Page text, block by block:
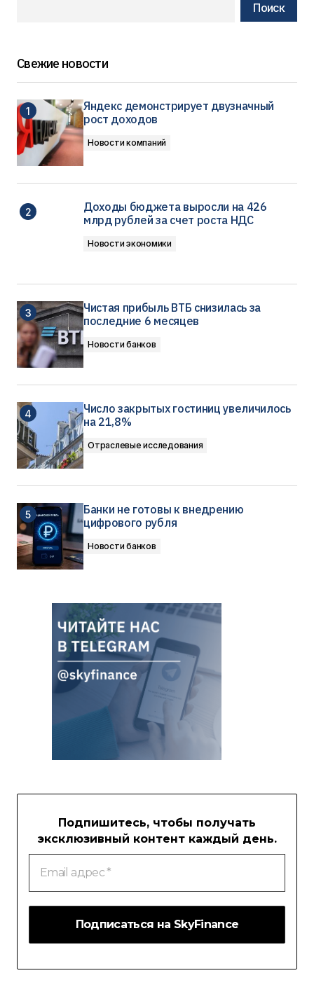
Поиск
Свежие новости
Яндекс демонстрирует двузначный
рост доходов
Новости компаний
Доходы бюджета выросли на 426
млрд рублей за счет роста НДС
Новости экономики
Чистая прибыль ВТБ снизилась за
последние 6 месяцев
Новости банков
Число закрытых гостиниц увеличилось
на 21,8%
Отраслевые исследования
Банки не готовы к внедрению
цифрового рубля
Новости банков
Подпишитесь, чтобы получать
эксклюзивный контент каждый день.
Email
адрес